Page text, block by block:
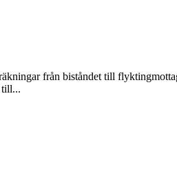
från biståndet till
till...